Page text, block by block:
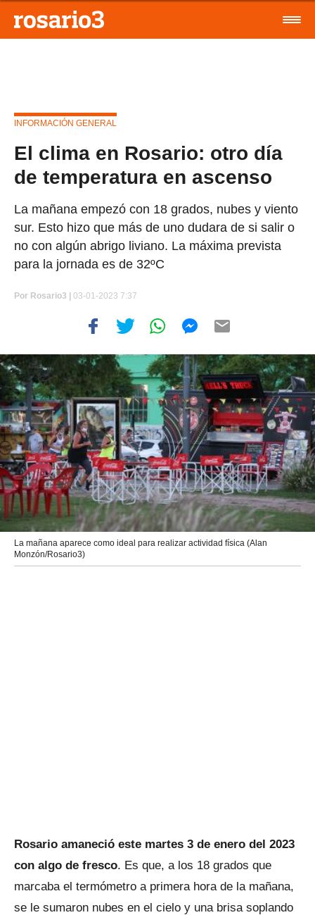
INFORMACIÓN GENERAL
El clima en Rosario: otro día
de temperatura en ascenso
La mañana empezó con 18 grados, nubes y viento
sur. Esto hizo que más de uno dudara de si salir o
no con algún abrigo liviano. La máxima prevista
para la jornada es de 32ºC
Por Rosario3 | 03-01-2023 7:37
La mañana aparece como ideal para realizar actividad física (Alan
Monzón/Rosario3)
Rosario amaneció este martes 3 de enero del 2023
con algo de fresco. Es que, a los 18 grados que
marcaba el termómetro a primera hora de la mañana,
se le sumaron nubes en el cielo y una brisa soplando